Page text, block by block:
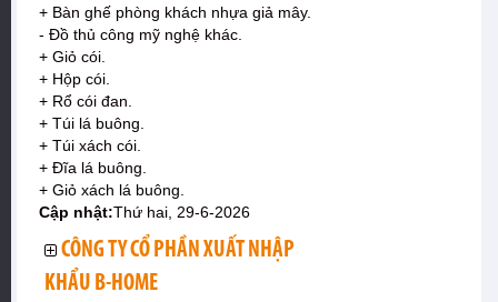
+ Bàn ghế phòng khách nhựa giả mây.
- Đồ thủ công mỹ nghệ khác.
+ Giỏ cói.
+ Hộp cói.
+ Rổ cói đan.
+ Túi lá buông.
+ Túi xách cói.
+ Đĩa lá buông.
+ Giỏ xách lá buông.
Cập nhật:Thứ hai, 29-6-2026
CÔNG TY CỔ PHẦN XUẤT NHẬP
KHẨU B-HOME